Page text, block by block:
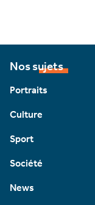
Nos sujets
Portraits
Culture
Sport
Société
News